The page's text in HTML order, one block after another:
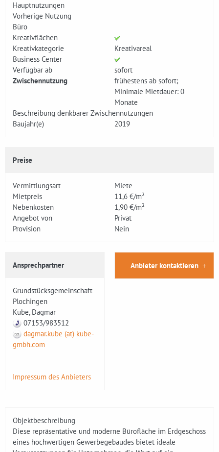
Hauptnutzungen
Vorherige Nutzung
Büro
Kreativflächen
Kreativkategorie
Kreativareal
Business Center
Verfügbar ab
sofort
Zwischennutzung
frühestens ab sofort;
Minimale Mietdauer: 0
Monate
Beschreibung denkbarer Zwischennutzungen
Baujahr(e)
2019
Preise
Vermittlungsart
Miete
Mietpreis
11,6 €/m²
Nebenkosten
1,90 €/m²
Angebot von
Privat
Provision
Nein
Ansprechpartner
Grundstücksgemeinschaft
Plochingen
Kube, Dagmar
07153/983512
dagmar.kube (at) kube-
gmbh.com
Impressum des Anbieters
Anbieter kontaktieren
Objektbeschreibung
Diese repräsentative und moderne Bürofläche im Erdgeschoss
eines hochwertigen Gewerbegebäudes bietet ideale